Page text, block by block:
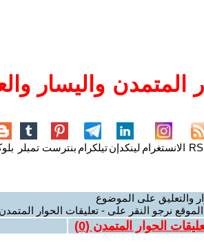
واليسار
الانستغرام لينكدإنتيلكرام بنترست تمبلر
والتعليق على الموضوع
نرجو النقر على - تعليقات الحوار
الحوار المتمدن (0
)